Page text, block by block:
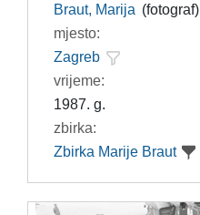
Braut, Marija (fotograf)
mjesto:
Zagreb
vrijeme:
1987. g.
zbirka:
Zbirka Marije Braut